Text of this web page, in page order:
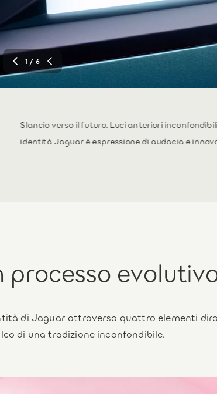
1 / 6
Slancio verso il futuro. Luci anteriori
identità Jaguar è espressione di audacia e
processo
di Jaguar attraverso quattro elementi
di una tradizione inconfondibile.